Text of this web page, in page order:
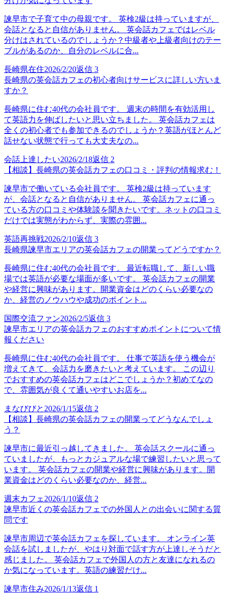
諫早市で子育て中の母親です。 英検2級は持っていますが、
会話となると自信がありません。 英会話カフェではレベル
分けはされているのでしょうか？中級者や上級者向けのテー
ブルがあるのか、自分のレベルに合...
長崎県在住2026/2/20返信 3
長崎県の英会話カフェの初心者向けサービスに詳しい方いま
すか？
長崎県に住む40代の会社員です。 週末の時間を有効活用し
て英語力を伸ばしたいと思い立ちました。 英会話カフェは
全くの初心者でも参加できるのでしょうか？英語がほとんど
話せない状態で行っても大丈夫なの...
会話上達したい2026/2/18返信 2
【相談】長崎県の英会話カフェの口コミ・評判の情報求む！
諫早市で働いている会社員です。 英検2級は持っています
が、会話となると自信がありません。 英会話カフェに通っ
ている方の口コミや体験談を聞きたいです。ネットの口コミ
だけでは実態がわからず、実際の雰囲...
英語再挑戦2026/2/10返信 3
長崎県諫早市エリアの英会話カフェの開業ってどうですか？
長崎県に住む40代の会社員です。 最近転職して、新しい職
場では英語が必要な場面が多いです。 英会話カフェの開業
や経営に興味があります。開業資金はどのくらい必要なの
か、経営のノウハウや成功のポイント...
国際交流ファン2026/2/5返信 3
諫早市エリアの英会話カフェのおすすめポイントについて情
報ください
長崎県に住む40代の会社員です。 仕事で英語を使う機会が
増えてきて、会話力を磨きたいと考えています。 この辺り
でおすすめの英会話カフェはどこでしょうか？初めてなの
で、雰囲気が良くて通いやすいお店を...
まなびびと 2026/1/15返信 2
【相談】長崎県の英会話カフェの開業ってどうなんでしょ
う？
諫早市に最近引っ越してきました。 英会話スクールに通っ
ていましたが、もっとカジュアルな場で練習したいと思って
います。 英会話カフェの開業や経営に興味があります。開
業資金はどのくらい必要なのか、経営...
週末カフェ 2026/1/10返信 2
諫早市近くの英会話カフェでの外国人との出会いに関する質
問です
諫早市周辺で英会話カフェを探しています。 オンライン英
会話を試しましたが、やはり対面で話す方が上達しそうだと
感じました。 英会話カフェで外国人の方と友達になれるの
か気になっています。英語の練習だけ...
諫早市住み2026/1/13返信 1